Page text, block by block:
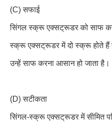
(C) सफाई
सिंगल स्क्रू एक्सट्रूडर को साफ
स्क्रू एक्सट्रूडर में दो स्क्रू होते हैं
उन्हें साफ करना आसान हो जाता है।
(D) सटीकता
सिंगल-स्क्रू एक्सट्रूडर में सीमित